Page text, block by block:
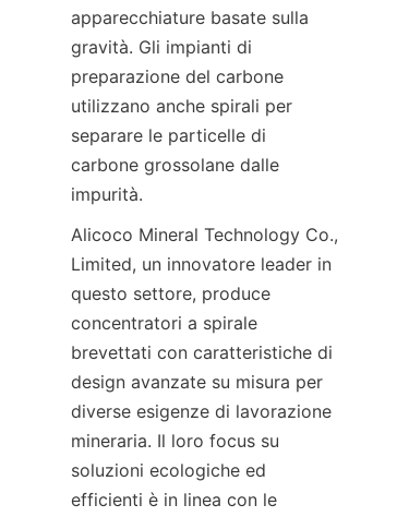
apparecchiature basate sulla
gravità. Gli impianti di
preparazione del carbone
utilizzano anche spirali per
separare le particelle di
carbone grossolane dalle
Alicoco Mineral Technology Co.,
Limited, un innovatore leader in
questo settore, produce
concentratori a spirale
brevettati con caratteristiche di
design avanzate su misura per
diverse esigenze di lavorazione
mineraria. Il loro focus su
soluzioni ecologiche ed
efficienti è in linea con le